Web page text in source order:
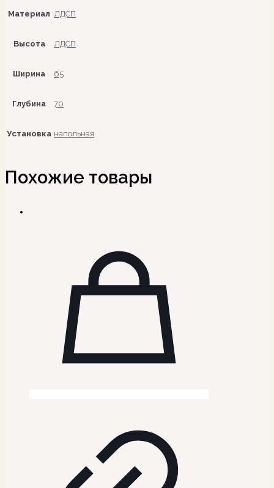
Материал ЛДСП
Высота ЛДСП
Ширина 65
Глубина 70
Установка напольная
Похожие товары